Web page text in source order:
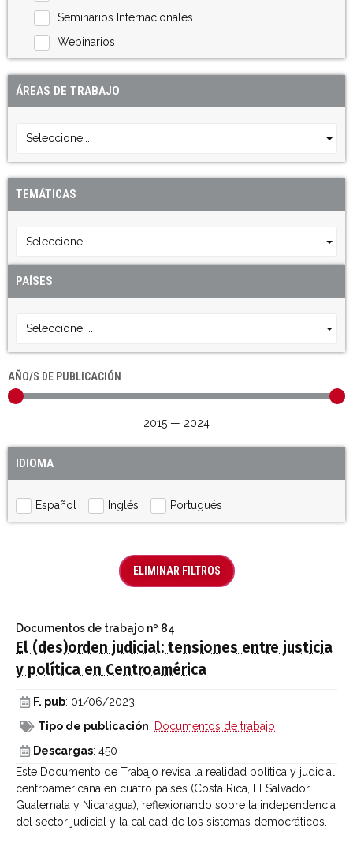
Seminarios Internacionales
Webinarios
ÁREAS DE TRABAJO
Seleccione...
TEMÁTICAS
Seleccione ...
PAÍSES
Seleccione ...
AÑO/S DE PUBLICACIÓN
2015 — 2024
IDIOMA
Español Inglés Portugués
ELIMINAR FILTROS
Documentos de trabajo nº 84
El (des)orden judicial: tensiones entre justicia
y política en Centroamérica
F. pub: 01/06/2023
Tipo de publicación: Documentos de trabajo
Descargas: 450
Este Documento de Trabajo revisa la realidad política y judicial
centroamericana en cuatro países (Costa Rica, El Salvador,
Guatemala y Nicaragua), reflexionando sobre la independencia
del sector judicial y la calidad de los sistemas democráticos.